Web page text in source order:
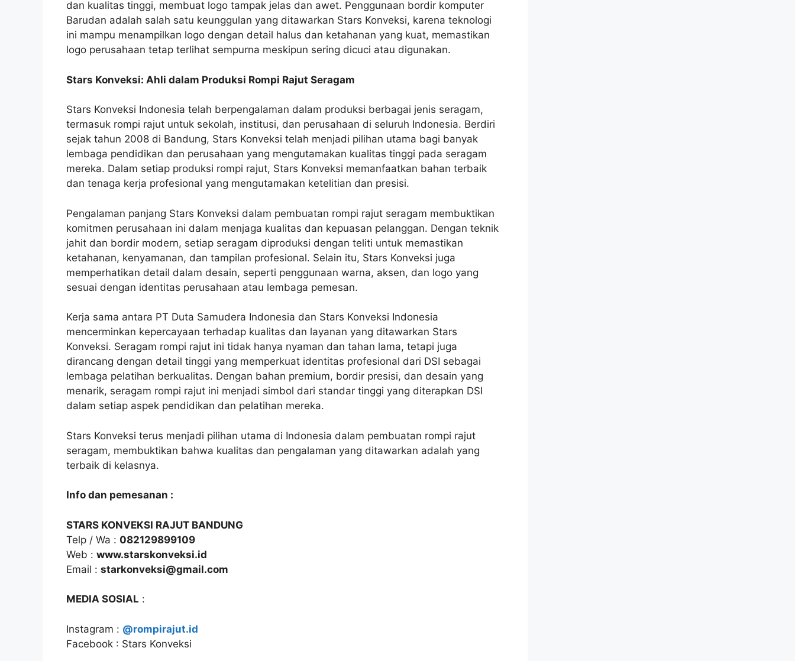
dan kualitas tinggi, membuat logo tampak jelas dan awet. Penggunaan bordir komputer
Barudan adalah salah satu keunggulan yang ditawarkan Stars Konveksi, karena teknologi
ini mampu menampilkan logo dengan detail halus dan ketahanan yang kuat, memastikan
logo perusahaan tetap terlihat sempurna meskipun sering dicuci atau digunakan.
Stars Konveksi: Ahli dalam Produksi Rompi Rajut Seragam
Stars Konveksi Indonesia telah berpengalaman dalam produksi berbagai jenis seragam,
termasuk rompi rajut untuk sekolah, institusi, dan perusahaan di seluruh Indonesia. Berdiri
sejak tahun 2008 di Bandung, Stars Konveksi telah menjadi pilihan utama bagi banyak
lembaga pendidikan dan perusahaan yang mengutamakan kualitas tinggi pada seragam
mereka. Dalam setiap produksi rompi rajut, Stars Konveksi memanfaatkan bahan terbaik
dan tenaga kerja profesional yang mengutamakan ketelitian dan presisi.
Pengalaman panjang Stars Konveksi dalam pembuatan rompi rajut seragam membuktikan
komitmen perusahaan ini dalam menjaga kualitas dan kepuasan pelanggan. Dengan teknik
jahit dan bordir modern, setiap seragam diproduksi dengan teliti untuk memastikan
ketahanan, kenyamanan, dan tampilan profesional. Selain itu, Stars Konveksi juga
memperhatikan detail dalam desain, seperti penggunaan warna, aksen, dan logo yang
sesuai dengan identitas perusahaan atau lembaga pemesan.
Kerja sama antara PT Duta Samudera Indonesia dan Stars Konveksi Indonesia
mencerminkan kepercayaan terhadap kualitas dan layanan yang ditawarkan Stars
Konveksi. Seragam rompi rajut ini tidak hanya nyaman dan tahan lama, tetapi juga
dirancang dengan detail tinggi yang memperkuat identitas profesional dari DSI sebagai
lembaga pelatihan berkualitas. Dengan bahan premium, bordir presisi, dan desain yang
menarik, seragam rompi rajut ini menjadi simbol dari standar tinggi yang diterapkan DSI
dalam setiap aspek pendidikan dan pelatihan mereka.
Stars Konveksi terus menjadi pilihan utama di Indonesia dalam pembuatan rompi rajut
seragam, membuktikan bahwa kualitas dan pengalaman yang ditawarkan adalah yang
terbaik di kelasnya.
Info dan pemesanan :
STARS KONVEKSI RAJUT BANDUNG
Telp / Wa : 082129899109
Web : www.starskonveksi.id
Email : starkonveksi@gmail.com
MEDIA SOSIAL :
Instagram : @rompirajut.id
Facebook : Stars Konveksi